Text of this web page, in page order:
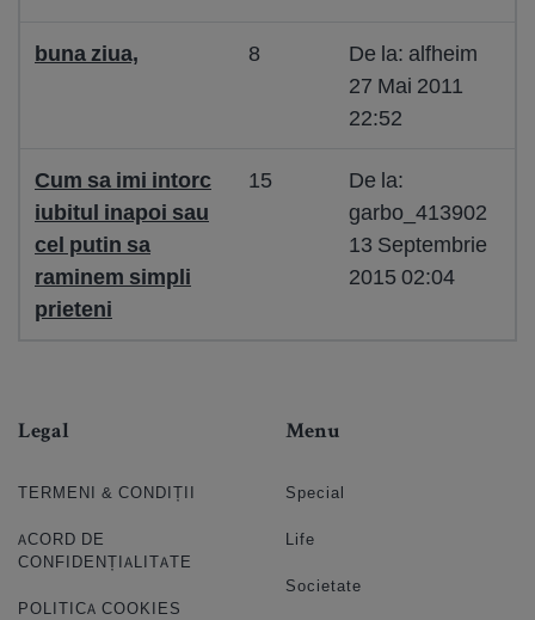
buna ziua, 8
De la: alfheim
27 Mai 2011
22:52
Cum sa imi intorc
iubitul inapoi sau
cel putin sa
raminem simpli
prieteni
15
De la:
garbo_413902
13 Septembrie
2015 02:04
Legal
TERMENI & CONDIȚII
ACORD DE
CONFIDENȚIALITATE
POLITICA COOKIES
Menu
Special
Life
Societate